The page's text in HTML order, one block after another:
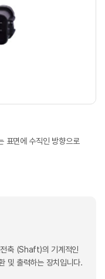
표면에 수직인 방향으로
축 (Shaft)의 기계적인
및 출력하는 장치입니다.